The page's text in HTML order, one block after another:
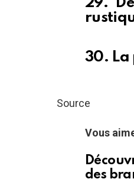
30. La
Source
Vous
des